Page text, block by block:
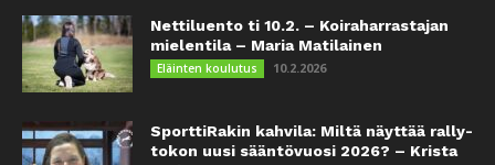
Nettiluento ti 10.2. – Koiraharrastajan
mielentila – Maria Matilainen
Eläinten koulutus 10.2.2026
SporttiRakin kahvila: Miltä näyttää rally-
tokon uusi sääntövuosi 2026? – Krista